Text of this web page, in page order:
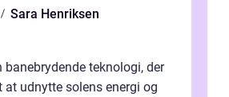
Sara Henriksen
banebrydende teknologi, der
at udnytte solens energi og